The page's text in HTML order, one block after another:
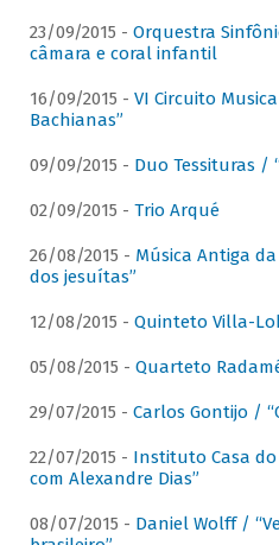
23/09/2015 - Orquestra
câmara e coral infantil
16/09/2015 - VI Circuito
Bachianas”
09/09/2015 - Duo Tessituras /
02/09/2015 - Trio Arqué
26/08/2015 - Música Antiga
dos jesuítas”
12/08/2015 - Quinteto Villa-
05/08/2015 - Quarteto
29/07/2015 - Carlos Gontijo /
22/07/2015 - Instituto Casa
com Alexandre Dias”
08/07/2015 - Daniel Wolff /